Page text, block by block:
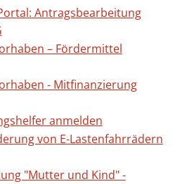
Antragsbearbeitung
– Fördermittel
- Mitfinanzierung
anmelden
von E-Lastenfahrrädern
"Mutter und Kind" -